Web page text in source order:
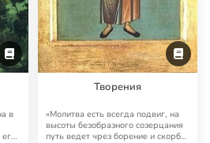
в
Творения
«Молитва есть всегда подвиг, на
высоты безобразного созерцания
путь ведет чрез борение и скорбь;